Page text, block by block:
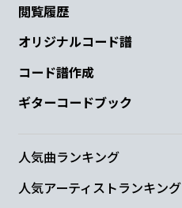
綺麗な瞳
Cm
ひとつひ とつ
閲覧履歴
オリジナルコード譜
コード譜作成
ギターコードブック
人気曲ランキング
人気アーティストランキング